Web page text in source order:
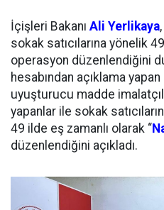
İçişleri Bakanı Ali Yerlikaya
sokak satıcılarına yönelik
operasyon düzenlendiğini
hesabından açıklama
uyuşturucu madde
yapanlar ile sokak
4️9️ ilde eş zamanlı olarak “
düzenlendiğini açıkladı.